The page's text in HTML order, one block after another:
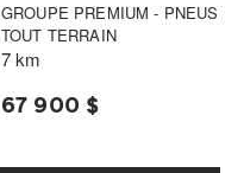
GROUPE PREMIUM - PNEUS
TOUT TERRAIN
7 km
67 900 $